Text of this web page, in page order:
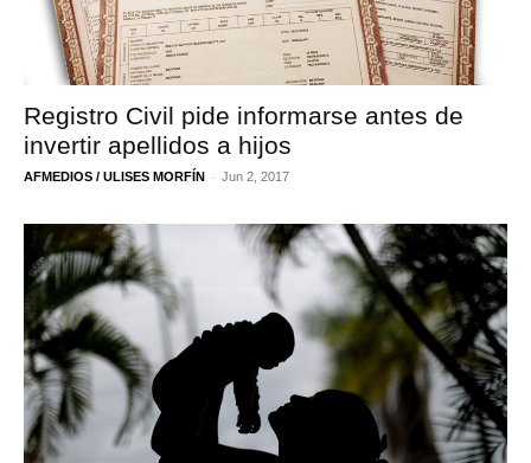
Registro Civil pide informarse antes de
invertir apellidos a hijos
AFMEDIOS / ULISES MORFÍN - Jun 2, 2017